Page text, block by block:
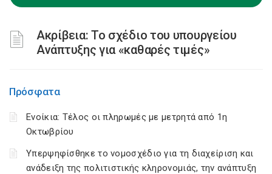
Ακρίβεια: Το σχέδιο του υπουργείου
Ανάπτυξης για «καθαρές τιμές»
Πρόσφατα
Ενοίκια: Τέλος οι πληρωμές με μετρητά από 1η
Οκτωβρίου
Υπερψηφίσθηκε το νομοσχέδιο για τη διαχείριση και
ανάδειξη της πολιτιστικής κληρονομιάς, την ανάπτυξη